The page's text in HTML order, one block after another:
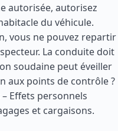
autorisée, autorisez
du véhicule.
vous ne pouvez repartir
La conduite doit
soudaine peut éveiller
aux points de contrôle ?
Effets personnels
et cargaisons.